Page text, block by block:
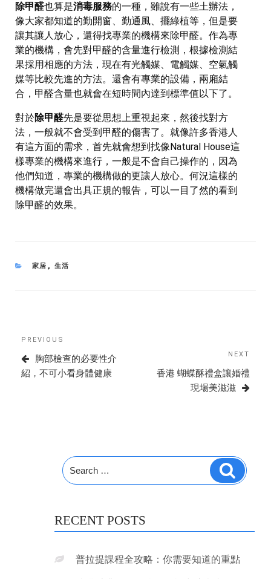
除甲醛也算是消毒服務的一種，雖說有一些土辦法，
像大家都知道的勤開窗、勤通風、擺綠植等，但是要
讓其讓人放心，還得找專業的機構來除甲醛。作為專
業的機構，會先對甲醛的含量進行檢測，根據檢測結
果採用相應的方法，現在有光觸媒、電觸媒、空氣觸
媒等比較先進的方法。還會有專業的設備，兩廂結
合，甲醛含量也就會在短時間內達到標準值以下了。
對於除甲醛先是要從思想上重視起來，然後找對方
法，一般就不會受到甲醛的傷害了。就像許多香港人
有這方面的需求，首先就會想到找像Natural House這
樣專業的機構來進行，一般是不會自己操作的，因為
他們知道，專業的機構做的更讓人放心。何況這樣的
機構做完還會出具正規的報告，可以一目了然的看到
除甲醛的效果。
CATEGORIES
家居 , 生活
navigation
Previous
Post
PREVIOUS
胸部檢查的必要性介
紹，不可小看身體健康
NEXT
香港 蝴蝶酥禮盒讓婚禮
現場美滋滋
Search
for:
Search
RECENT POSTS
普拉提課程全攻略：你需要知道的重點